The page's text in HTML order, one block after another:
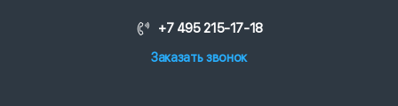
+7 495 215-17-18
Заказать звонок